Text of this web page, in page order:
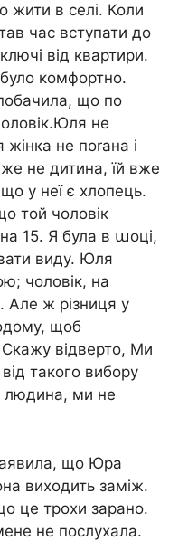
жити в селі. Коли
час вступати до
від квартири.
комфортно.
що по
не
жінка не поrана і
не дитина, їй вже
у неї є хлопець.
той чоловік
15. Я була в աоці,
виду. Юля
чоловік, на
Але ж різниця у
щоб
відверто, Ми
такого вибору
людина, ми не
що Юра
виходить заміж.
це трохи зарано.
не послухала.